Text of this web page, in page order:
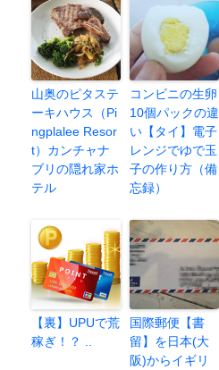
山奥のピタステ
ーキハウス（Pi
ngplalee Resor
t）カンチャナ
ブリの隠れ家ホ
テル
コンビニの生卵
10個パックの違
い【タイ】電子
レンジでゆで玉
子の作り方（備
忘録）
【裏】UPUで荒
稼ぎ！？ ..
国際郵便【書
留】を日本(大
阪)からイギリ